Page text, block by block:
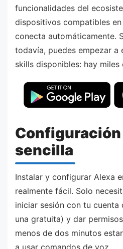
funcionalidades del
dispositivos compatibles
conecta automáticamente.
todavía, puedes empezar a
skills disponibles: hay
sencilla
Instalar y configurar Alexa
realmente fácil. Solo
iniciar sesión con tu cuenta
una gratuita) y dar
menos de dos minutos